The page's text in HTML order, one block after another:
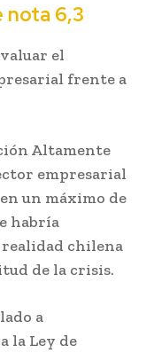
nota 6,3
el
frente a
Altamente
empresarial
un máximo de
habría
chilena
de la crisis.
a
la Ley de